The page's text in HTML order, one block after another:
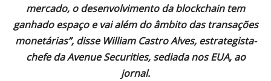
mercado, o desenvolvimento da blockchain tem
ganhado espaço e vai além do âmbito das transações
monetárias”, disse William Castro Alves, estrategista-
chefe da Avenue Securities, sediada nos EUA, ao
jornal.